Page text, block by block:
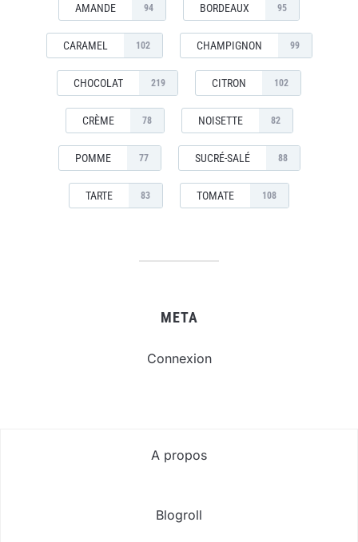
AMANDE 94 BORDEAUX 95
CARAMEL 102 CHAMPIGNON 99
CHOCOLAT 219 CITRON 102
CRÈME 78 NOISETTE 82
POMME 77 SUCRÉ-SALÉ 88
TARTE 83 TOMATE 108
META
Connexion
A propos
Blogroll